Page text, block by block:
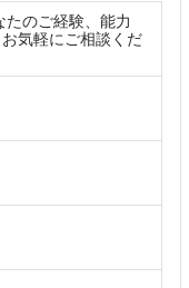
のご経験、能力
気軽にご相談くだ